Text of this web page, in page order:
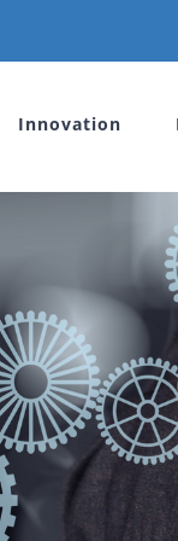
Innovation